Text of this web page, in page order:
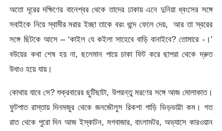
অতো দূরের দক্ষিণের বানেশ্বর থেকে তাদের ঢাকায় এনে দুনিয়া ধ্বংসের সঙ্গে
সবাইকে নিয়ে স্বামীর মরার ইচ্ছা তাকে বরং ধন্দে ফেলে দেয়, আর তা স্বরের
সঙ্গে ছিটকে আসে – ‘কাইল যে কইলা সাহেবে বাড়ি বানাইবে? তোমারে -।’
বউয়ের কথা শেষ হয় না, ছলেমান পায়ে চাকা ফিট করে ছাপরা থেকে দ্রুত
উধাও হয়ে যায়।
কোথায় যাবে সে? শুক্রবারের ছুটিছাটা, উপরন্তু মরণের সঙ্গে আজ মোলাকাত।
ফুটপাত রাস্তায় দিনমজুর থেকে জনজৌলুস রিকশা গাড়ি ভিড়ভাট্টা কম। গত
রাত থেকে পুরো দিন আজ ইস্কাটন, মগবাজার, বাংলামটর, অভ্যাসে কারওয়ান